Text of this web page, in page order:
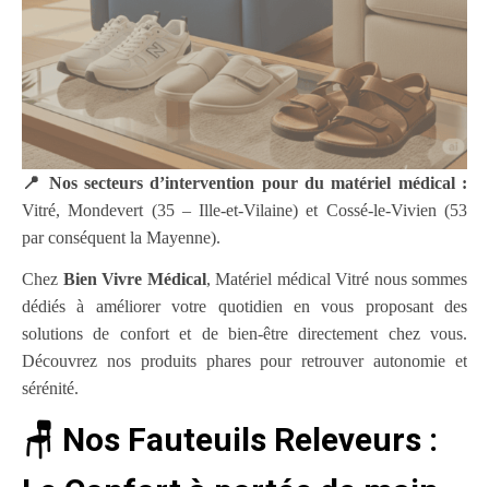
📍 Nos secteurs d’intervention pour du matériel médical :
Vitré, Mondevert (35 – Ille-et-Vilaine) et Cossé-le-Vivien (53
par conséquent la Mayenne).
Chez Bien Vivre Médical, Matériel médical Vitré nous sommes
dédiés à améliorer votre quotidien en vous proposant des
solutions de confort et de bien-être directement chez vous.
Découvrez nos produits phares pour retrouver autonomie et
sérénité.
🪑 Nos Fauteuils Releveurs :